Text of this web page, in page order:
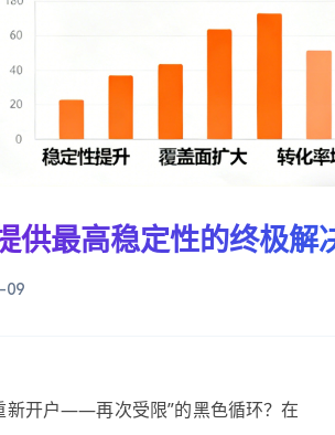
最高稳定性的终极解
09
开户——再次受限”的黑色循环？在